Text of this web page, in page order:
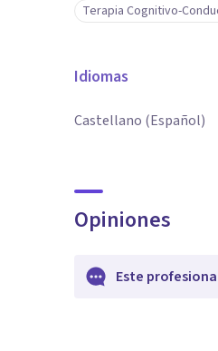
Terapia Cognitivo-
Idiomas
Castellano (Español)
Opiniones
Este